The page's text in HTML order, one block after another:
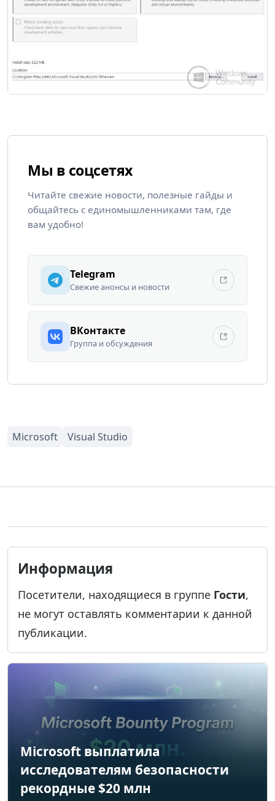
Мы в соцсетях
Читайте свежие новости, полезные гайды и
общайтесь с единомышленниками там, где
вам удобно!
Telegram
Свежие анонсы и новости
ВКонтакте
Группа и обсуждения
Информация
Посетители, находящиеся в группе Гости,
не могут оставлять комментарии к данной
публикации.
Microsoft выплатила
исследователям безопасности
рекордные $20 млн